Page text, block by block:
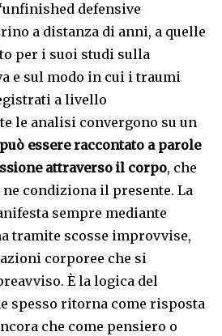
defensive
a distanza di anni, a quelle
per i suoi studi sulla
e sul modo in cui i traumi
a livello
le analisi convergono su un
essere raccontato a parole
attraverso il corpo, che
condiziona il presente. La
sempre mediante
tramite scosse improvvise,
corporee che si
È la logica del
spesso ritorna come risposta
che come pensiero o